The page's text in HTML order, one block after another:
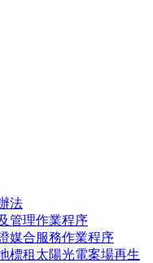
法
管理作業程序
媒合服務作業程序
標租太陽光電案場再生